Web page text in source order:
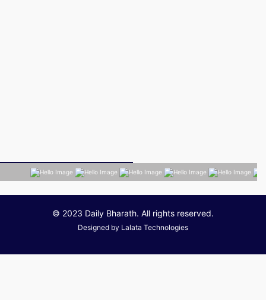
© 2023 Daily Bharath. All rights reserved.
Designed by Lalata Technologies